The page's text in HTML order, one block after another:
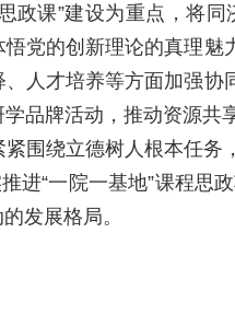
政课”建设为重点，将
党的创新理论的真理
人才培养等方面加强
品牌活动，推动资源共
围绕立德树人根本任
进“一院一基地”课程
发展格局。